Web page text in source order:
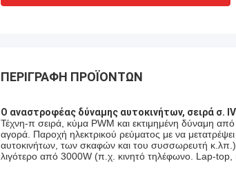
ΠΕΡΙΓΡΑΦΉ ΠΡΟΪΌΝΤΩΝ
Ο αναστροφέας δύναμης αυτοκινήτων, σειρά σ.
Τέχνη-π σειρά, κύμα PWM και εκτιμημένη δύναμη
αγορά. Παροχή ηλεκτρικού ρεύματος με να
αυτοκινήτων, των σκαφών και του συσσωρευτή κ.λπ.)
λιγότερο από 3000W (π.χ. κινητό τηλέφωνο. Lap-top,